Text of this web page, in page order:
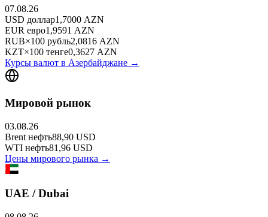
07.08.26
USD доллар1,7000 AZN
EUR евро1,9591 AZN
RUB×100 рубль2,0816 AZN
KZT×100 тенге0,3627 AZN
Курсы валют в Азербайджане →
Мировой рынок
03.08.26
Brent нефть88,90 USD
WTI нефть81,96 USD
Цены мирового рынка →
UAE / Dubai